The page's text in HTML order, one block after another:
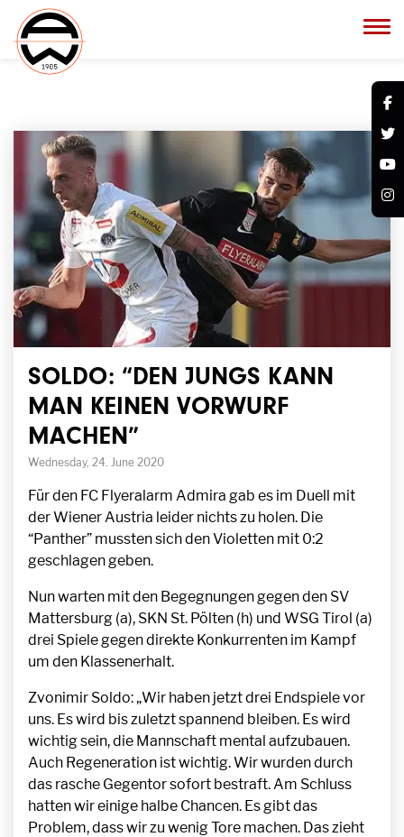
SOLDO: “DEN JUNGS KANN
MAN KEINEN VORWURF
MACHEN”
Wednesday, 24. June 2020
Für den FC Flyeralarm Admira gab es im Duell mit
der Wiener Austria leider nichts zu holen. Die
“Panther” mussten sich den Violetten mit 0:2
geschlagen geben.
Nun warten mit den Begegnungen gegen den SV
Mattersburg (a), SKN St. Pölten (h) und WSG Tirol (a)
drei Spiele gegen direkte Konkurrenten im Kampf
um den Klassenerhalt.
Zvonimir Soldo: „Wir haben jetzt drei Endspiele vor
uns. Es wird bis zuletzt spannend bleiben. Es wird
wichtig sein, die Mannschaft mental aufzubauen.
Auch Regeneration ist wichtig. Wir wurden durch
das rasche Gegentor sofort bestraft. Am Schluss
hatten wir einige halbe Chancen. Es gibt das
Problem, dass wir zu wenig Tore machen. Das zieht